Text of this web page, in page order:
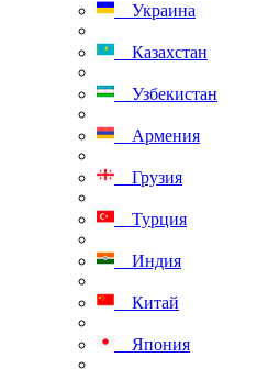
Украина
Казахстан
Узбекистан
Армения
Грузия
Турция
Индия
Китай
Япония